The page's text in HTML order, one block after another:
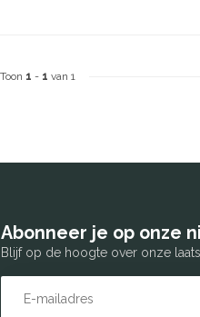
Toon 1 - 1 van 1
Abonneer je op onze
Blijf op de hoogte over onze